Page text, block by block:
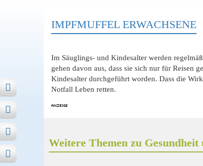
IMPFMUFFEL ERWACHSENE
Im Säuglings- und Kindesalter werden
gehen davon aus, dass sie sich nur für Reisen
Kindesalter durchgeführt worden. Dass die
Notfall Leben retten.
Weitere Themen zu